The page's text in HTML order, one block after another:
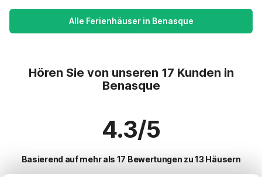
Alle Ferienhäuser in Benasque
Hören Sie von unseren 17 Kunden in
Benasque
4.3/5
Basierend auf mehr als 17 Bewertungen zu 13 Häusern